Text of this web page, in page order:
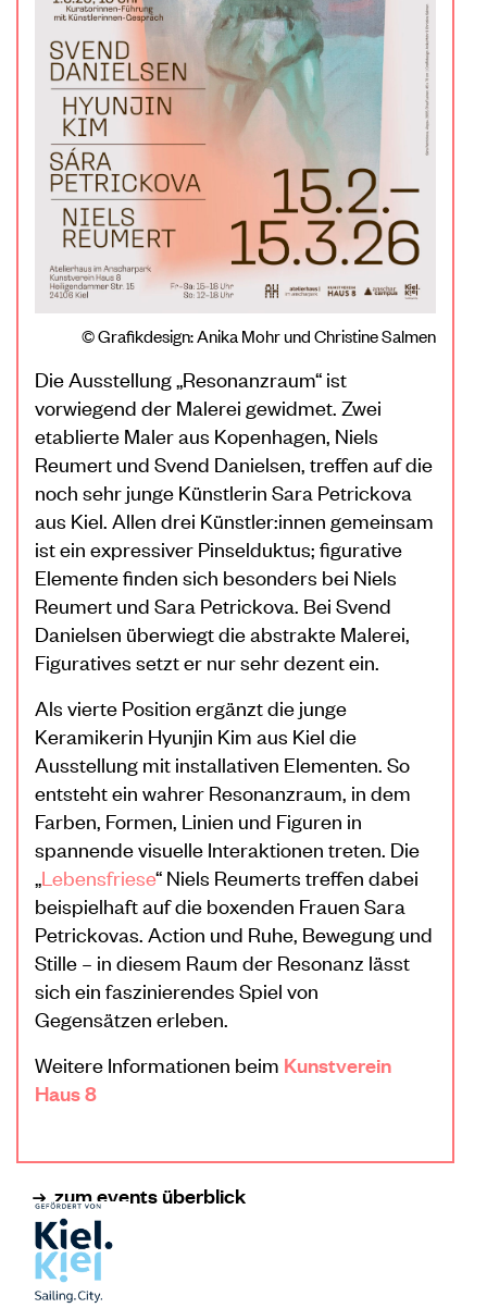
© Grafikdesign: Anika Mohr und Christine Salmen
Die Ausstellung „Resonanzraum“ ist
vorwiegend der Malerei gewidmet. Zwei
etablierte Maler aus Kopenhagen, Niels
Reumert und Svend Danielsen, treffen auf die
noch sehr junge Künstlerin Sara Petrickova
aus Kiel. Allen drei Künstler:innen gemeinsam
ist ein expressiver Pinselduktus; figurative
Elemente finden sich besonders bei Niels
Reumert und Sara Petrickova. Bei Svend
Danielsen überwiegt die abstrakte Malerei,
Figuratives setzt er nur sehr dezent ein.
Als vierte Position ergänzt die junge
Keramikerin Hyunjin Kim aus Kiel die
Ausstellung mit installativen Elementen. So
entsteht ein wahrer Resonanzraum, in dem
Farben, Formen, Linien und Figuren in
spannende visuelle Interaktionen treten. Die
Lebensfriese“ Niels Reumerts treffen dabei
beispielhaft auf die boxenden Frauen Sara
Petrickovas. Action und Ruhe, Bewegung und
Stille – in diesem Raum der Resonanz lässt
sich ein faszinierendes Spiel von
Gegensätzen erleben.
Weitere Informationen beim Kunstverein
Haus 8
zum events überblick